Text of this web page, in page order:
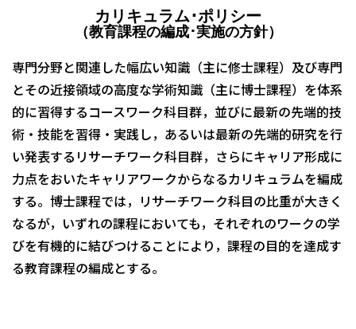
カリキュラム･ポリシー
（教育課程の編成･実施の方針）
専門分野と関連した幅広い知識（主に修士課程）及び専門
とその近接領域の高度な学術知識（主に博士課程）を体系
的に習得するコースワーク科目群，並びに最新の先端的技
術・技能を習得・実践し，あるいは最新の先端的研究を行
い発表するリサーチワーク科目群，さらにキャリア形成に
力点をおいたキャリアワークからなるカリキュラムを編成
する。博士課程では，リサーチワーク科目の比重が大きく
なるが，いずれの課程においても，それぞれのワークの学
びを有機的に結びつけることにより，課程の目的を達成す
る教育課程の編成とする。